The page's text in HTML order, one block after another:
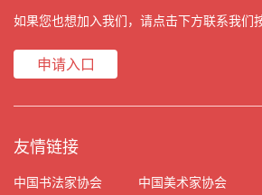
如果您也想加入我们，请点击下方联系我们
申请入口
友情链接
中国书法家协会
中国美术家协会